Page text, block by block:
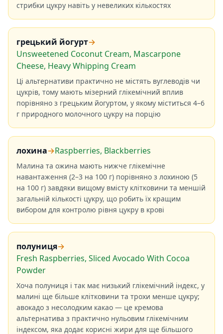
стрибки цукру навіть у невеликих кількостях
грецький йогурт→
Unsweetened Coconut Cream, Mascarpone
Cheese, Heavy Whipping Cream
Ці альтернативи практично не містять вуглеводів чи
цукрів, тому мають мізерний глікемічний вплив
порівняно з грецьким йогуртом, у якому міститься 4–6
г природного молочного цукру на порцію
лохина→Raspberries, Blackberries
Малина та ожина мають нижче глікемічне
навантаження (2–3 на 100 г) порівняно з лохиною (5
на 100 г) завдяки вищому вмісту клітковини та меншій
загальній кількості цукру, що робить їх кращим
вибором для контролю рівня цукру в крові
полуниця→
Fresh Raspberries, Sliced Avocado With Cocoa
Powder
Хоча полуниця і так має низький глікемічний індекс, у
малині ще більше клітковини та трохи менше цукру;
авокадо з несолодким какао — це кремова
альтернатива з практично нульовим глікемічним
індексом, яка додає корисні жири для ще більшого